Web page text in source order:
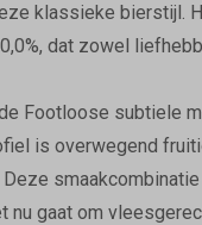
klassieke bierstijl.
dat zowel
Footloose subtiele
is overwegend
nu gaat om